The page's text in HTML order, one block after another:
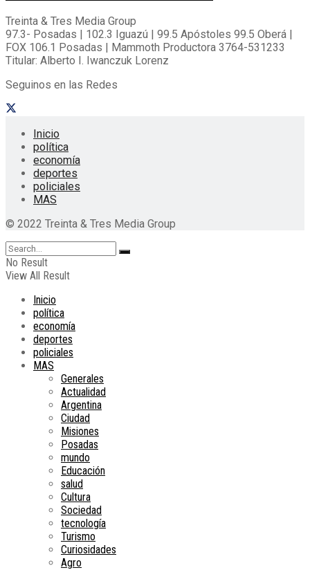
Treinta & Tres Media Group
97.3- Posadas | 102.3 Iguazú | 99.5 Apóstoles 99.5 Oberá |
FOX 106.1 Posadas | Mammoth Productora 3764-531233
Titular: Alberto I. Iwanczuk Lorenz
Seguinos en las Redes
Inicio
política
economía
deportes
policiales
MAS
© 2022 Treinta & Tres Media Group
No Result
View All Result
Inicio
política
economía
deportes
policiales
MAS
Generales
Actualidad
Argentina
Ciudad
Misiones
Posadas
mundo
Educación
salud
Cultura
Sociedad
tecnología
Turismo
Curiosidades
Agro